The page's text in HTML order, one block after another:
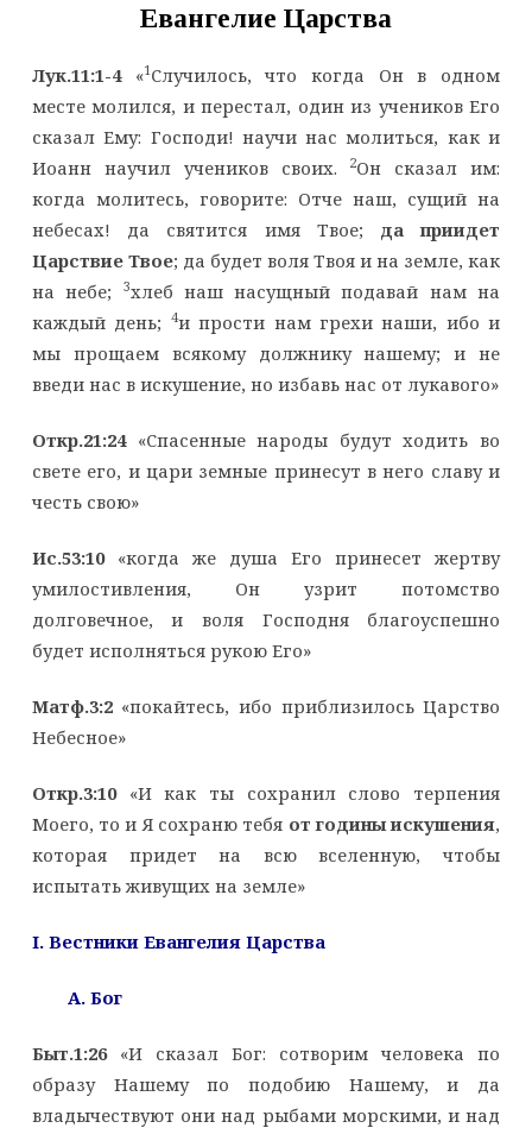
Евангелие Царства
Лук.11:1-4«1Случилось, что когда Он в одном
месте молился, и перестал, один из учеников Его
сказал Ему: Господи! научи нас молиться, как и
Иоанн научил учеников своих.
2Он сказал им:
когда молитесь, говорите: Отче наш, сущий на
небесах! да святится имя Твое;
да приидет
Царствие Твое; да будет воля Твоя и на земле, как
на небе;
3хлеб наш насущный подавай нам на
каждый день; 4и прости нам грехи наши, ибо и
мы прощаем всякому должнику нашему; и не
введи нас в искушение, но избавь нас от лукавого»
Откр.21:24«Спасенные народы будут ходить во
свете его, и цари земные принесут в него славу и
честь свою»
Ис.53:10«когда же душа Его принесет жертву
умилостивления, Он узрит потомство
долговечное, и воля Господня благоуспешно
будет исполняться рукою Его»
Матф.3:2«покайтесь, ибо приблизилось Царство
Небесное»
Откр.3:10«И как ты сохранил слово терпения
Моего, то и Я сохраню тебя от годины искушения,
которая придет на всю вселенную, чтобы
испытать живущих на земле»
I. Вестники Евангелия Царства
A. Бог
Быт.1:26«И сказал Бог: сотворим человека по
образу Нашему по подобию Нашему, и да
владычествуют они над рыбами морскими, и над